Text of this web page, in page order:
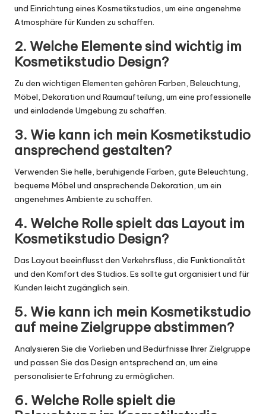
und Einrichtung eines Kosmetikstudios, um eine angenehme
Atmosphäre für Kunden zu schaffen.
2. Welche Elemente sind wichtig im
Kosmetikstudio Design?
Zu den wichtigen Elementen gehören Farben, Beleuchtung,
Möbel, Dekoration und Raumaufteilung, um eine professionelle
und einladende Umgebung zu schaffen.
3. Wie kann ich mein Kosmetikstudio
ansprechend gestalten?
Verwenden Sie helle, beruhigende Farben, gute Beleuchtung,
bequeme Möbel und ansprechende Dekoration, um ein
angenehmes Ambiente zu schaffen.
4. Welche Rolle spielt das Layout im
Kosmetikstudio Design?
Das Layout beeinflusst den Verkehrsfluss, die Funktionalität
und den Komfort des Studios. Es sollte gut organisiert und für
Kunden leicht zugänglich sein.
5. Wie kann ich mein Kosmetikstudio
auf meine Zielgruppe abstimmen?
Analysieren Sie die Vorlieben und Bedürfnisse Ihrer Zielgruppe
und passen Sie das Design entsprechend an, um eine
personalisierte Erfahrung zu ermöglichen.
6. Welche Rolle spielt die